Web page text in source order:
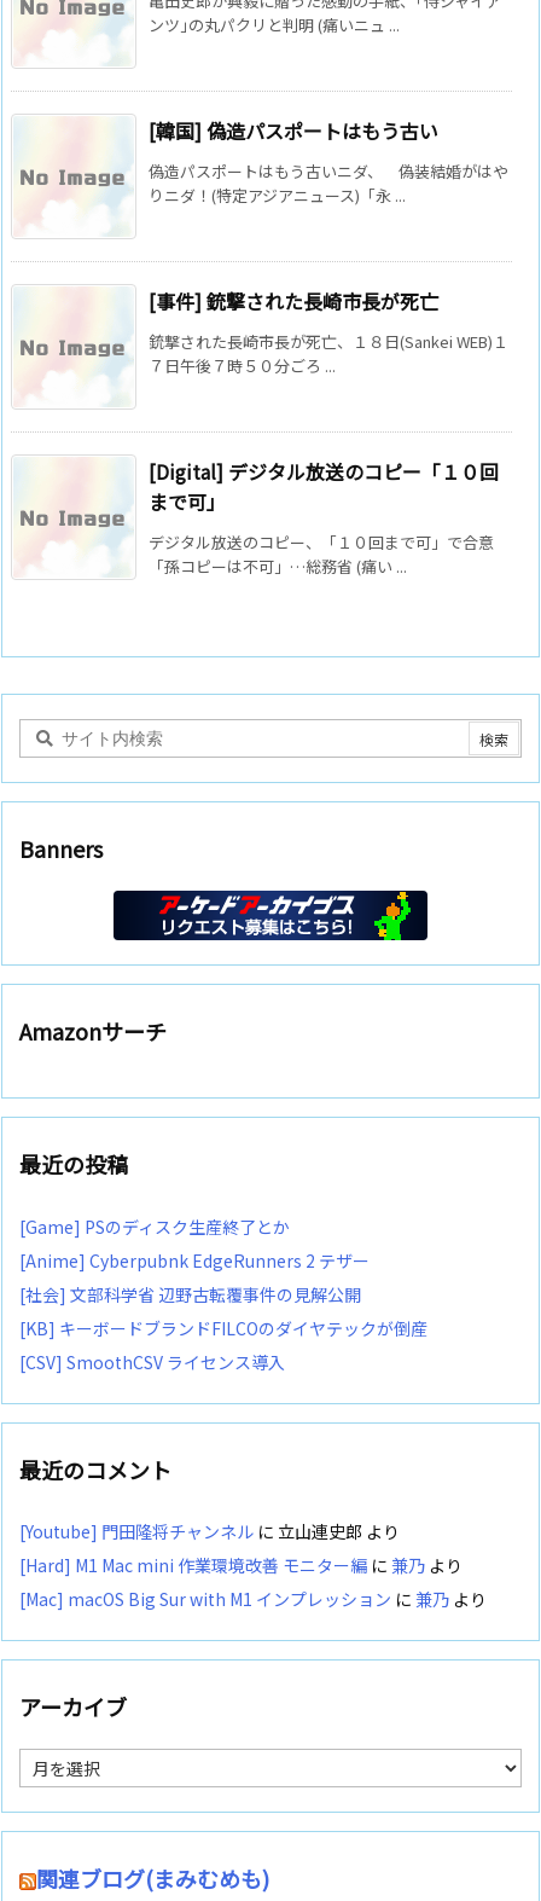
ンツ｣の丸パクリと判明 (痛いニュ ...
[韓国] 偽造パスポートはもう古い
偽造パスポートはもう古いニダ、 偽装結婚がはや
りニダ！(特定アジアニュース)「永 ...
[事件] 銃撃された長崎市長が死亡
銃撃された長崎市長が死亡、１８日(Sankei WEB)１
７日午後７時５０分ごろ ...
[Digital] デジタル放送のコピー「１０回
まで可」
デジタル放送のコピー、「１０回まで可」で合意
「孫コピーは不可」…総務省 (痛い ...
Banners
Amazonサーチ
最近の投稿
[Game] PSのディスク生産終了とか
[Anime] Cyberpubnk EdgeRunners 2 テザー
[社会] 文部科学省 辺野古転覆事件の見解公開
[KB] キーボードブランドFILCOのダイヤテックが倒産
[CSV] SmoothCSV ライセンス導入
最近のコメント
[Youtube] 門田隆将チャンネル に 立山連史郎 より
[Hard] M1 Mac mini 作業環境改善 モニター編 に 兼乃 より
[Mac] macOS Big Sur with M1 インプレッション に 兼乃 より
アーカイブ
ア
ー
カ
イ
関連ブログ(まみむめも)